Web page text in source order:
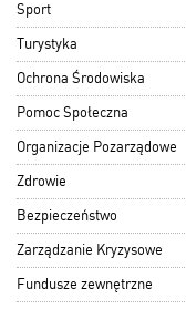
Sport
Turystyka
Ochrona Środowiska
Pomoc Społeczna
Organizacje Pozarządowe
Zdrowie
Bezpieczeństwo
Zarządzanie Kryzysowe
Fundusze zewnętrzne